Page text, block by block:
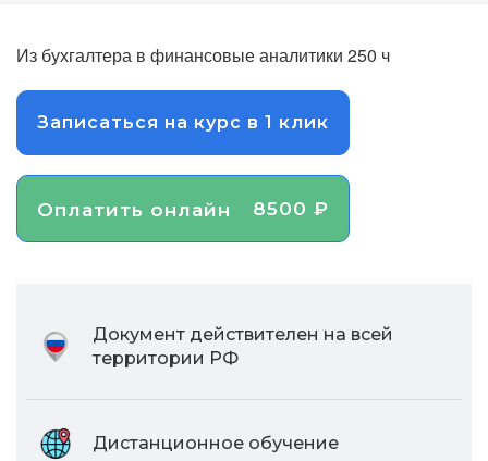
Из бухгалтера в финансовые аналитики 250 ч
Записаться на курс в 1 клик
Оплатить онлайн 8500 ₽
Документ действителен на всей
территории РФ
Дистанционное обучение